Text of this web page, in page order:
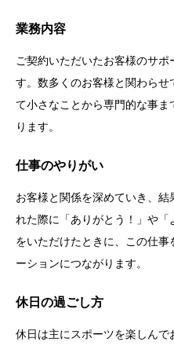
業務内容
ご契約いただいたお客様のサ
す。数多くのお客様と関わら
て小さなことから専門的な事
ります。
仕事のやりがい
お客様と関係を深めていき、
れた際に「ありがとう！」や
をいただけたときに、この仕
ーションにつながります。
休日の過ごし方
休日は主にスポーツを楽しん